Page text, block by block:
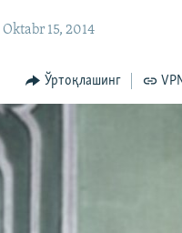
Oktabr 15, 2014
Ўртоқлашинг